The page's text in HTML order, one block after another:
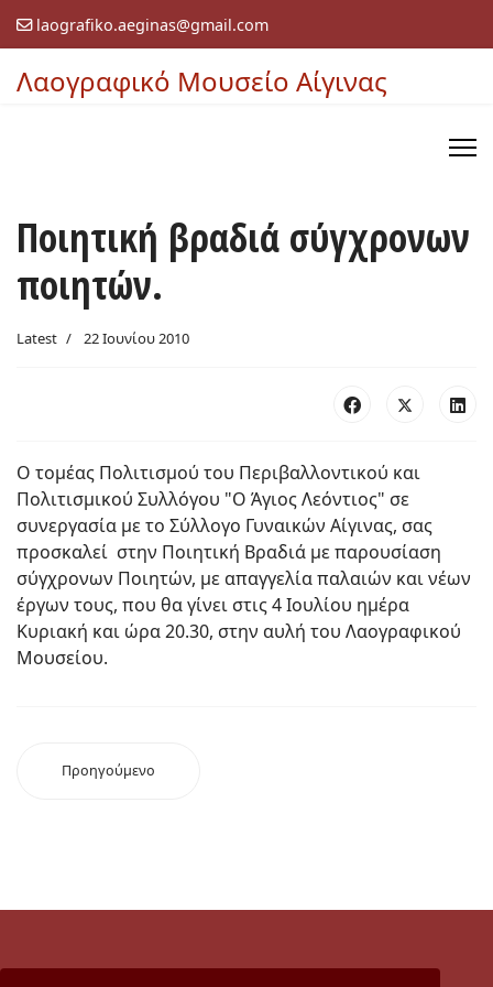
laografiko.aeginas@gmail.com
Λαογραφικό Μουσείο Αίγινας
Ποιητική βραδιά σύγχρονων
ποιητών.
Latest 22 Ιουνίου 2010
Ο τομέας Πολιτισμού του Περιβαλλοντικού και
Πολιτισμικού Συλλόγου "Ο Άγιος Λεόντιος" σε
συνεργασία με το Σύλλογο Γυναικών Αίγινας, σας
προσκαλεί στην Ποιητική Βραδιά με παρουσίαση
σύγχρονων Ποιητών, με απαγγελία παλαιών και νέων
έργων τους, που θα γίνει στις 4 Ιουλίου ημέρα
Κυριακή και ώρα 20.30, στην αυλή του Λαογραφικού
Μουσείου.
Προηγούμενο